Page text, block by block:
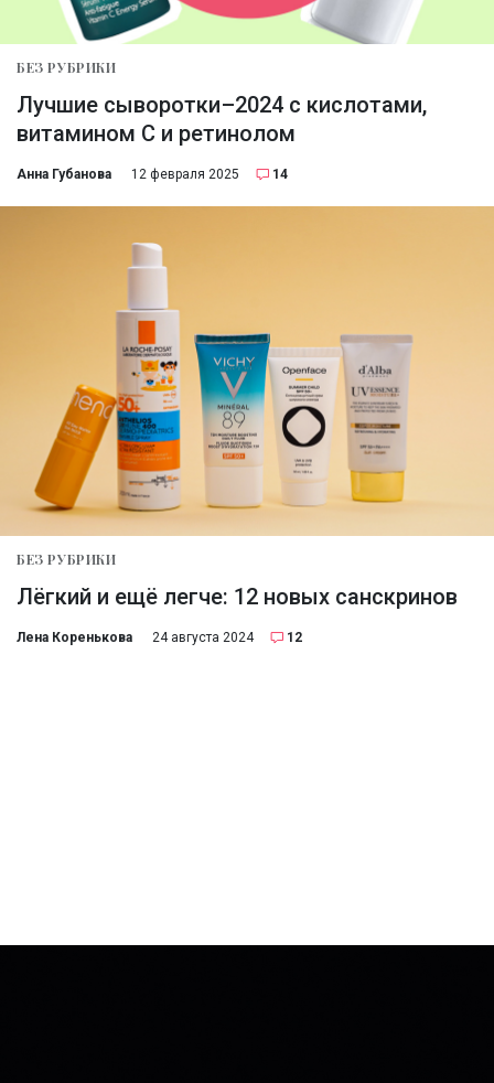
БЕЗ РУБРИКИ
Лучшие сыворотки–2024 с кислотами,
витамином С и ретинолом
Анна Губанова 12 февраля 2025 14
БЕЗ РУБРИКИ
Лёгкий и ещё легче: 12 новых санскринов
Лена Коренькова 24 августа 2024 12